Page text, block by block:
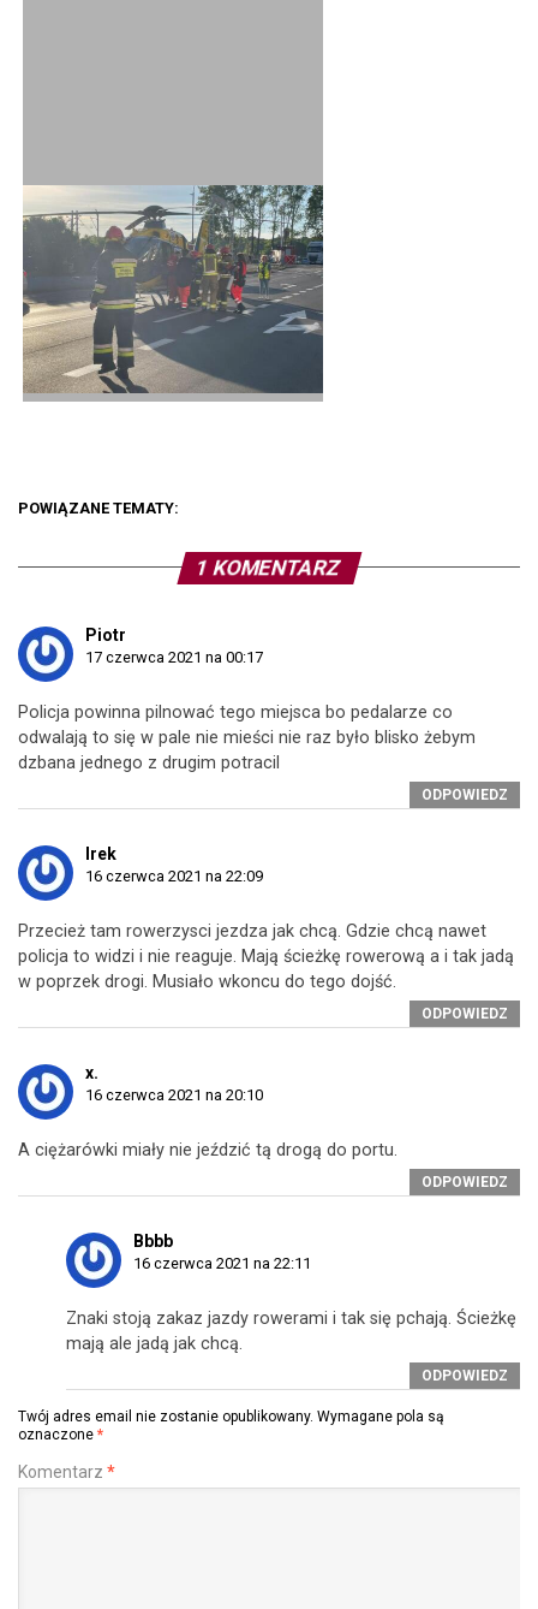
POWIĄZANE TEMATY:
1 KOMENTARZ
Piotr
17 czerwca 2021 na 00:17
Policja powinna pilnować tego miejsca bo pedalarze co
odwalają to się w pale nie mieści nie raz było blisko żebym
dzbana jednego z drugim potracil
ODPOWIEDZ
Irek
16 czerwca 2021 na 22:09
Przecież tam rowerzysci jezdza jak chcą. Gdzie chcą nawet
policja to widzi i nie reaguje. Mają ścieżkę rowerową a i tak jadą
w poprzek drogi. Musiało wkoncu do tego dojść.
ODPOWIEDZ
x.
16 czerwca 2021 na 20:10
A ciężarówki miały nie jeździć tą drogą do portu.
ODPOWIEDZ
Bbbb
16 czerwca 2021 na 22:11
Znaki stoją zakaz jazdy rowerami i tak się pchają. Ścieżkę
mają ale jadą jak chcą.
ODPOWIEDZ
Twój adres email nie zostanie opublikowany. Wymagane pola są
oznaczone *
Komentarz *